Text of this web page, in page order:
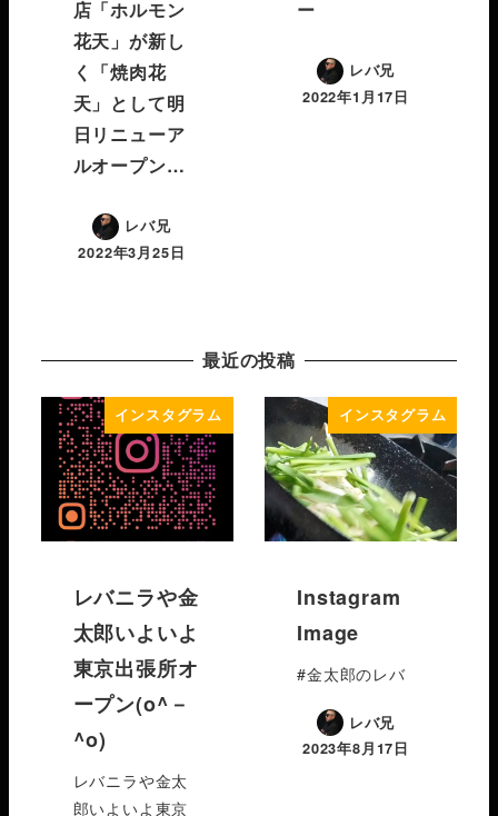
店「ホルモン
花天」が新し
く「焼肉花
天」として明
日リニューア
ルオープン…
レバ兄
2022年3月25日
ー
レバ兄
2022年1月17日
最近の投稿
インスタグラム
レバニラや金
太郎いよいよ
東京出張所オ
ープン(o^－
^o)
レバニラや金太
郎いよいよ東京
インスタグラム
Instagram
Image
#金太郎のレバ
レバ兄
2023年8月17日